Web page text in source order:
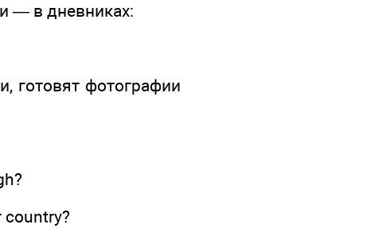
— в дневниках:
готовят фотографии